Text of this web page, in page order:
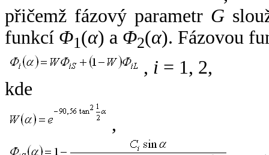
přičemž fázový parametr G
funkcí Φ1(α) a Φ2(α). Fázovou
, i = 1, 2,
kde
,